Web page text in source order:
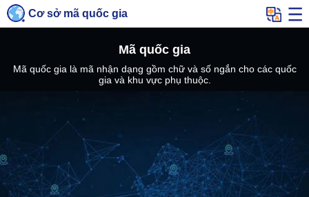
Cơ sở mã quốc gia
Mã quốc gia
Mã quốc gia là mã nhận dạng gồm chữ và số ngắn cho các quốc
gia và khu vực phụ thuộc.